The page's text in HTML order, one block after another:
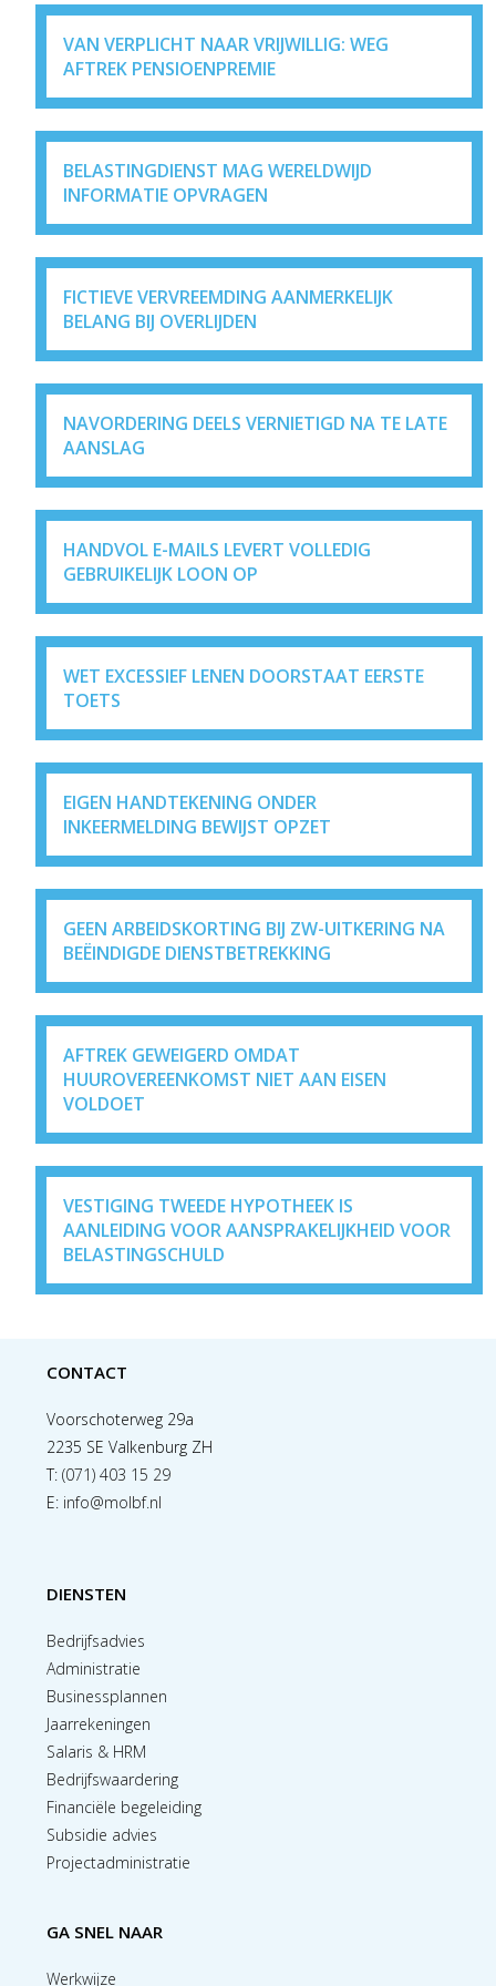
VAN VERPLICHT NAAR VRIJWILLIG: WEG
AFTREK PENSIOENPREMIE
BELASTINGDIENST MAG WERELDWIJD
INFORMATIE OPVRAGEN
FICTIEVE VERVREEMDING AANMERKELIJK
BELANG BIJ OVERLIJDEN
NAVORDERING DEELS VERNIETIGD NA TE LATE
AANSLAG
HANDVOL E-MAILS LEVERT VOLLEDIG
GEBRUIKELIJK LOON OP
WET EXCESSIEF LENEN DOORSTAAT EERSTE
TOETS
EIGEN HANDTEKENING ONDER
INKEERMELDING BEWIJST OPZET
GEEN ARBEIDSKORTING BIJ ZW-UITKERING NA
BEËINDIGDE DIENSTBETREKKING
AFTREK GEWEIGERD OMDAT
HUUROVEREENKOMST NIET AAN EISEN
VOLDOET
VESTIGING TWEEDE HYPOTHEEK IS
AANLEIDING VOOR AANSPRAKELIJKHEID VOOR
BELASTINGSCHULD
CONTACT
Voorschoterweg 29a
2235 SE Valkenburg ZH
T:(071) 403 15 29
E: info@molbf.nl
DIENSTEN
Bedrijfsadvies
Administratie
Businessplannen
Jaarrekeningen
Salaris & HRM
Bedrijfswaardering
Financiële begeleiding
Subsidie advies
Projectadministratie
GA SNEL NAAR
Werkwijze